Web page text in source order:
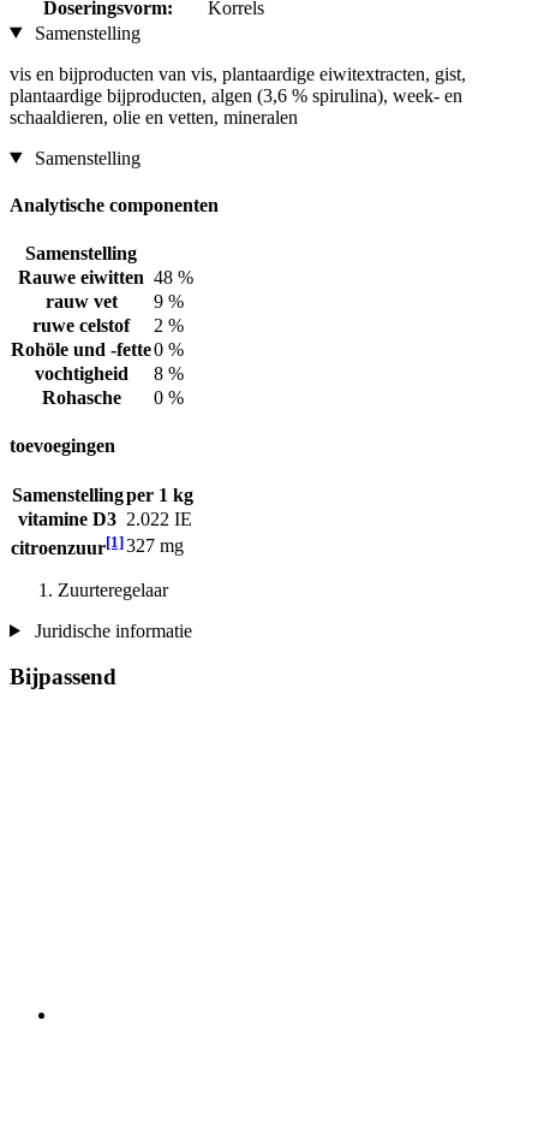
Doseringsvorm:
Korrels
Samenstelling
vis en bijproducten van vis, plantaardige eiwitextracten, gist,
plantaardige bijproducten, algen (3,6 % spirulina), week- en
schaaldieren, olie en vetten, mineralen
Samenstelling
Analytische componenten
Samenstelling
Rauwe eiwitten 48 %
rauw vet
9 %
ruwe celstof
2 %
Rohöle und -fette0 %
vochtigheid
8 %
Rohasche
0 %
toevoegingen
Samenstellingper 1 kg
vitamine D3 2.022 IE
citroenzuur[1]327 mg
Zuurteregelaar
Juridische informatie
Bijpassend